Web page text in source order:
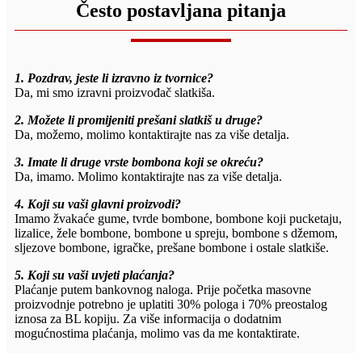
Često postavljana pitanja
1. Pozdrav, jeste li izravno iz tvornice?
Da, mi smo izravni proizvođač slatkiša.
2. Možete li promijeniti prešani slatkiš u druge?
Da, možemo, molimo kontaktirajte nas za više detalja.
3. Imate li druge vrste bombona koji se okreću?
Da, imamo. Molimo kontaktirajte nas za više detalja.
4. Koji su vaši glavni proizvodi?
Imamo žvakaće gume, tvrde bombone, bombone koji pucketaju,
lizalice, žele bombone, bombone u spreju, bombone s džemom,
sljezove bombone, igračke, prešane bombone i ostale slatkiše.
5. Koji su vaši uvjeti plaćanja?
Plaćanje putem bankovnog naloga. Prije početka masovne
proizvodnje potrebno je uplatiti 30% pologa i 70% preostalog
iznosa za BL kopiju. Za više informacija o dodatnim
mogućnostima plaćanja, molimo vas da me kontaktirate.